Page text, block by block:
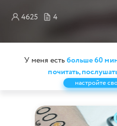
4625 4
У меня естьбольше 60
почитать,
настройте